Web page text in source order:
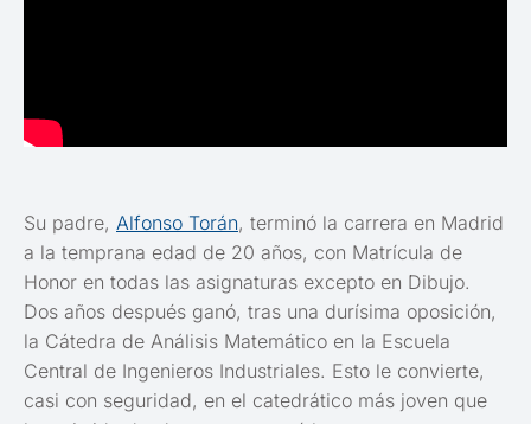
Su padre, Alfonso Torán, terminó la carrera en Madrid
a la temprana edad de 20 años, con Matrícula de
Honor en todas las asignaturas excepto en Dibujo.
Dos años después ganó, tras una durísima oposición,
la Cátedra de Análisis Matemático en la Escuela
Central de Ingenieros Industriales. Esto le convierte,
casi con seguridad, en el catedrático más joven que